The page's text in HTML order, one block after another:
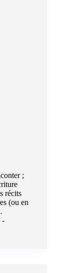
;
récits
(ou en
-